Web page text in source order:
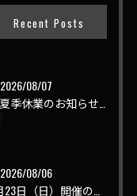
Recent Posts
2026/08/07
2026/08/06